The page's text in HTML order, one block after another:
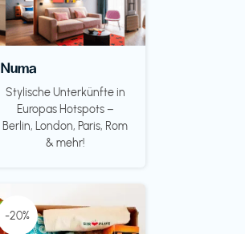
Numa
Stylische Unterkünfte in
Europas Hotspots –
Berlin, London, Paris, Rom
& mehr!
-20%